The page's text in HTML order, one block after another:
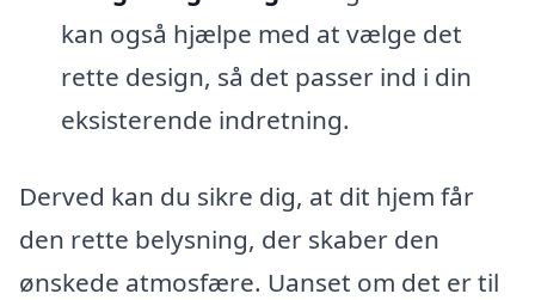
kan også hjælpe med at vælge det
rette design, så det passer ind i din
eksisterende indretning.
Derved kan du sikre dig, at dit hjem får
den rette belysning, der skaber den
ønskede atmosfære. Uanset om det er til